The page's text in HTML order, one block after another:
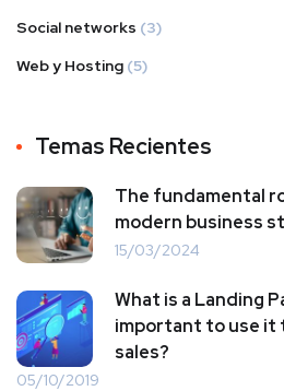
Social networks (3)
Web y Hosting (5)
Temas Recientes
The fundamental
modern business
15/03/2024
What is a Landing
important to use it
sales?
05/10/2019